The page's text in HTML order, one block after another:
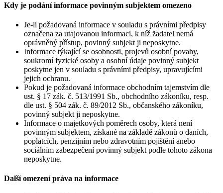
Kdy je podání informace povinným subjektem omezeno
Je-li požadovaná informace v souladu s právními předpisy
označena za utajovanou informaci, k níž žadatel nemá
oprávněný přístup, povinný subjekt ji neposkytne.
Informace týkající se osobnosti, projevů osobní povahy,
soukromí fyzické osoby a osobní údaje povinný subjekt
poskytne jen v souladu s právními předpisy, upravujícími
jejich ochranu.
Pokud je požadovaná informace obchodním tajemstvím dle
ust. § 17 zák. č. 513/1991 Sb., obchodního zákoníku, resp.
dle ust. § 504 zák. č. 89/2012 Sb., občanského zákoníku,
povinný subjekt ji neposkytne.
Informace o majetkových poměrech osoby, která není
povinným subjektem, získané na základě zákonů o daních,
poplatcích, penzijním nebo zdravotním pojištění anebo
sociálním zabezpečení povinný subjekt podle tohoto zákona
neposkytne.
Další omezení práva na informace